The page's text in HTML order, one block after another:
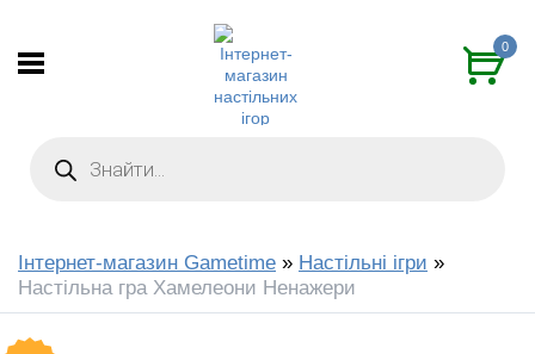
0
Інтернет-магазин Gametime » Настільні ігри »
Настільна гра Хамелеони Ненажери